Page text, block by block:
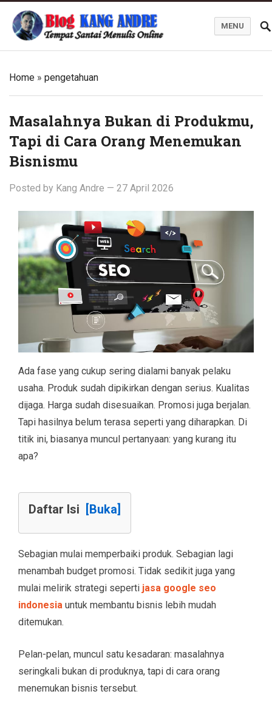
Kang Andre Online
MENU
Home » pengetahuan
Masalahnya Bukan di Produkmu,
Tapi di Cara Orang Menemukan
Bisnismu
Posted by Kang Andre — 27 April 2026
Ada fase yang cukup sering dialami banyak pelaku
usaha. Produk sudah dipikirkan dengan serius. Kualitas
dijaga. Harga sudah disesuaikan. Promosi juga berjalan.
Tapi hasilnya belum terasa seperti yang diharapkan. Di
titik ini, biasanya muncul pertanyaan: yang kurang itu
apa?
Daftar Isi [Buka]
Sebagian mulai memperbaiki produk. Sebagian lagi
menambah budget promosi. Tidak sedikit juga yang
mulai melirik strategi seperti jasa google seo
indonesia untuk membantu bisnis lebih mudah
ditemukan.
Pelan-pelan, muncul satu kesadaran: masalahnya
seringkali bukan di produknya, tapi di cara orang
menemukan bisnis tersebut.